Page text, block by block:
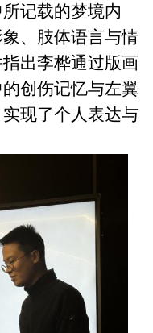
记载的梦境内
、肢体语言与情
出李桦通过版画
创伤记忆与左翼
现了个人表达与